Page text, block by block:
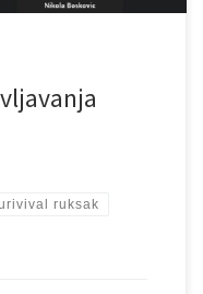
ruksak